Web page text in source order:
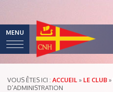
MENU
VOUS ÊTES ICI : ACCUEIL » LE CLUB »
D’ADMINISTRATION